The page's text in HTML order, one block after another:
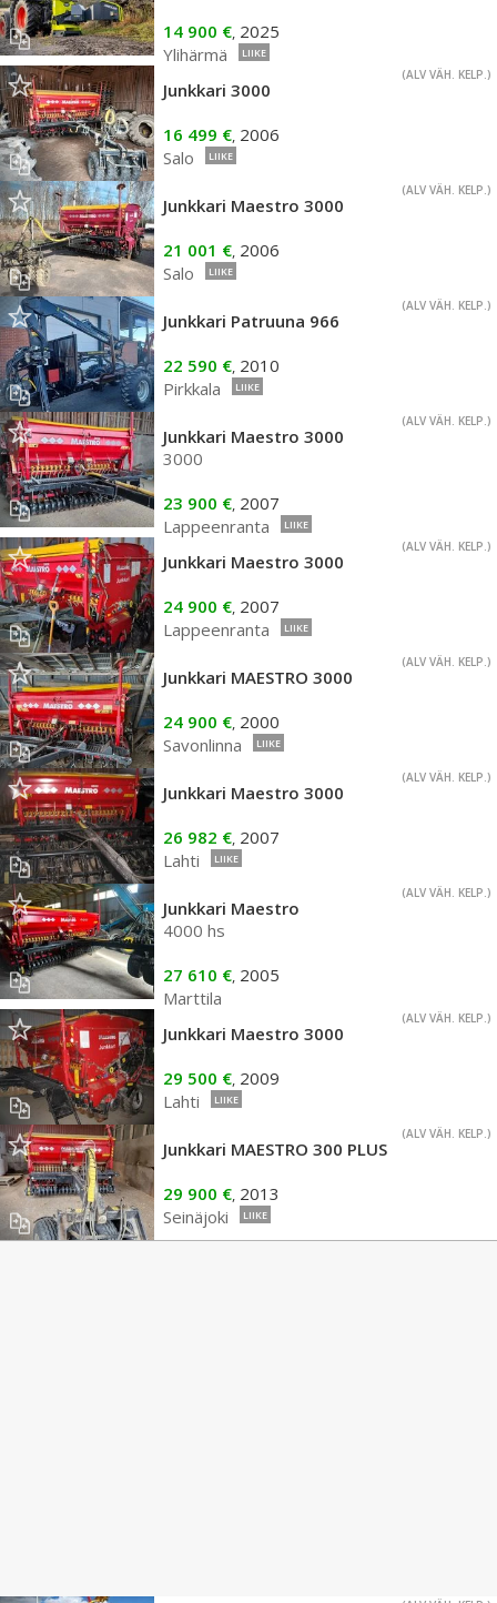
14 900 €, 2025
Ylihärmä
LIIKE
(ALV VÄH. KELP.)
Junkkari 3000
16 499 €, 2006
Salo
LIIKE
(ALV VÄH. KELP.)
Junkkari Maestro 3000
21 001 €, 2006
Salo
LIIKE
(ALV VÄH. KELP.)
Junkkari Patruuna 966
22 590 €, 2010
Pirkkala
LIIKE
(ALV VÄH. KELP.)
Junkkari Maestro 3000
3000
23 900 €, 2007
Lappeenranta
LIIKE
(ALV VÄH. KELP.)
Junkkari Maestro 3000
24 900 €, 2007
Lappeenranta
LIIKE
(ALV VÄH. KELP.)
Junkkari MAESTRO 3000
24 900 €, 2000
Savonlinna
LIIKE
(ALV VÄH. KELP.)
Junkkari Maestro 3000
26 982 €, 2007
Lahti
LIIKE
(ALV VÄH. KELP.)
Junkkari Maestro
4000 hs
27 610 €, 2005
Marttila
(ALV VÄH. KELP.)
Junkkari Maestro 3000
29 500 €, 2009
Lahti
LIIKE
(ALV VÄH. KELP.)
Junkkari MAESTRO 300 PLUS
29 900 €, 2013
Seinäjoki
LIIKE